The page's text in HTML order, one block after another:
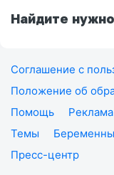
Найдите
Соглашение с
Положение об
Помощь
Темы
Пресс-центр